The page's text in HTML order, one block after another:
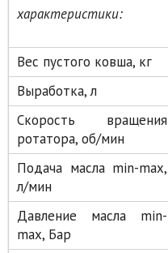
характеристики:
Вес пустого ковша, кг
Выработка, л
Скорость вращения
ротатора, об/мин
Подача масла min-max,
л/мин
Давление масла min-
max, Бар